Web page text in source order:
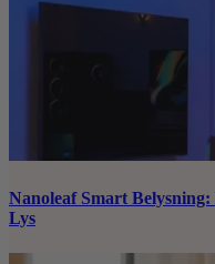
Nanoleaf Smart
Lys